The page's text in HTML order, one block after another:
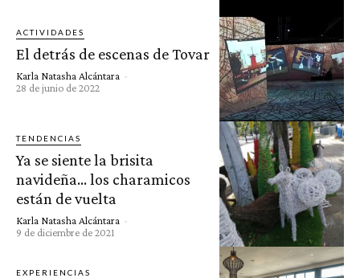
ACTIVIDADES
El detrás de escenas de Tovar
Karla Natasha Alcántara -
28 de junio de 2022
TENDENCIAS
Ya se siente la brisita
navideña… los charamicos
están de vuelta
Karla Natasha Alcántara -
9 de diciembre de 2021
EXPERIENCIAS